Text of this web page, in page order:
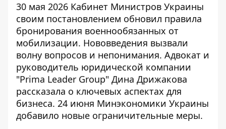
30 мая 2026 Кабинет Министров Украины
своим постановлением обновил правила
бронирования военнообязанных от
мобилизации. Нововведения вызвали
волну вопросов и непонимания. Адвокат и
руководитель юридической компании
"Prima Leader Group" Дина Дрижакова
рассказала о ключевых аспектах для
бизнеса. 24 июня Минэкономики Украины
добавило новые ограничительные меры.